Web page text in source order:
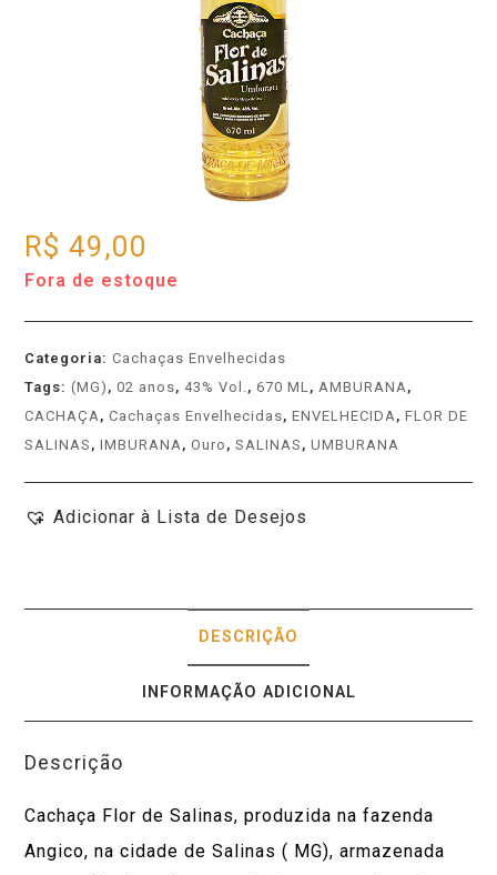
R$ 49,00
Fora de estoque
Categoria:Cachaças Envelhecidas
Tags:(MG) ,02 anos, 43% Vol.,670 ML,AMBURANA,
CACHAÇA,Cachaças Envelhecidas,ENVELHECIDA,FLOR DE
SALINAS ,IMBURANA,Ouro ,SALINAS ,UMBURANA
Adicionar à Lista de Desejos
DESCRIÇÃO
INFORMAÇÃO ADICIONAL
Descrição
Cachaça Flor de Salinas, produzida na fazenda
Angico, na cidade de Salinas ( MG), armazenada